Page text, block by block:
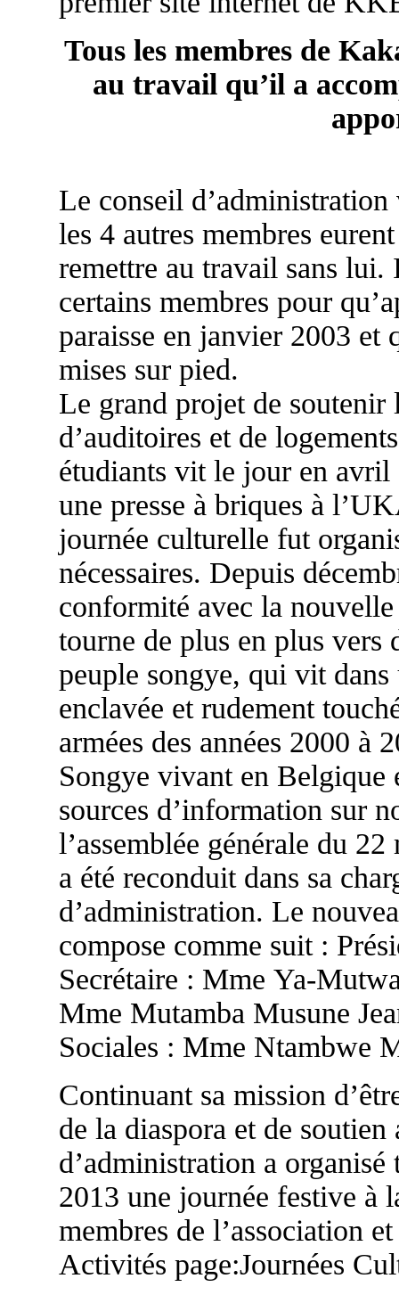
Tous les membres de
au travail qu’il a
Le conseil
les 4 autres membres
remettre au travail sans
certains membres pour
paraisse en janvier 2003 et
mises sur pied.
Le grand projet de
d’auditoires et de
étudiants vit le jour en
une presse à briques à
journée culturelle fut
nécessaires. Depuis
conformité avec la
tourne de plus en plus vers
peuple songye, qui vit
enclavée et rudement
armées des années 2000 à
Songye vivant en Belgique
sources d’information sur
l’assemblée générale du
a été reconduit dans sa
d’administration. Le
compose comme suit :
Secrétaire : Mme Ya-
Mme Mutamba Musune
Sociales : Mme Ntambwe
Continuant sa mission
de la diaspora et de
d’administration a
2013 une journée festive à
membres de l’association
Activités page:Journées